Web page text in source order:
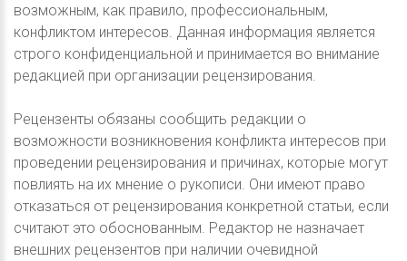
возможным, как правило, профессиональным,
конфликтом интересов. Данная информация является
строго конфиденциальной и принимается во внимание
редакцией при организации рецензирования.
Рецензенты обязаны сообщить редакции о
возможности возникновения конфликта интересов при
проведении рецензирования и причинах, которые могут
повлиять на их мнение о рукописи. Они имеют право
отказаться от рецензирования конкретной статьи, если
считают это обоснованным. Редактор не назначает
внешних рецензентов при наличии очевидной